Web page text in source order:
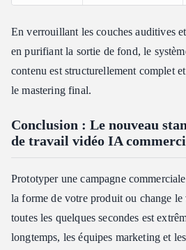
En verrouillant les couches auditives
en purifiant la sortie de fond, le
contenu est structurellement complet
le mastering final.
Conclusion : Le nouveau
de travail vidéo IA
Prototyper une campagne
la forme de votre produit ou change le
toutes les quelques secondes est
longtemps, les équipes marketing et